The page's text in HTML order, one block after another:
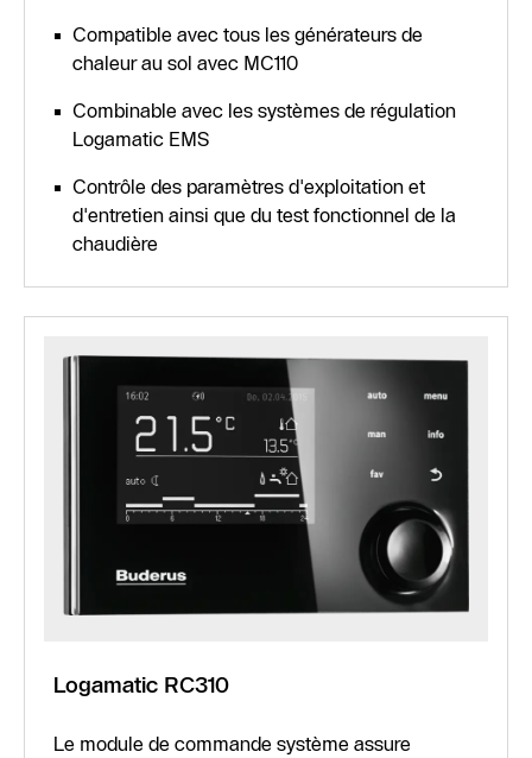
Compatible avec tous les générateurs de
chaleur au sol avec MC110
Combinable avec les systèmes de régulation
Logamatic EMS
Contrôle des paramètres d'exploitation et
d'entretien ainsi que du test fonctionnel de la
chaudière
Logamatic RC310
Le module de commande système assure